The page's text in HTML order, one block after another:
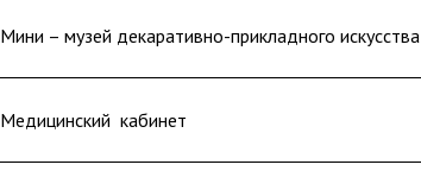
Мини – музей декаративно-прикладного искусства
Медицинский кабинет